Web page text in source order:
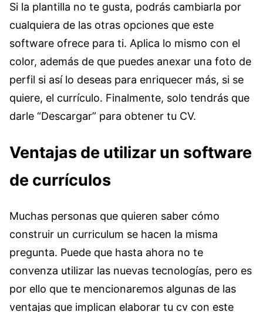
Si la plantilla no te gusta, podrás cambiarla por
cualquiera de las otras opciones que este
software ofrece para ti. Aplica lo mismo con el
color, además de que puedes anexar una foto de
perfil si así lo deseas para enriquecer más, si se
quiere, el currículo. Finalmente, solo tendrás que
darle “Descargar” para obtener tu CV.
Ventajas de utilizar un software
de currículos
Muchas personas que quieren saber cómo
construir un curriculum se hacen la misma
pregunta. Puede que hasta ahora no te
convenza utilizar las nuevas tecnologías, pero es
por ello que te mencionaremos algunas de las
ventajas que implican elaborar tu cv con este